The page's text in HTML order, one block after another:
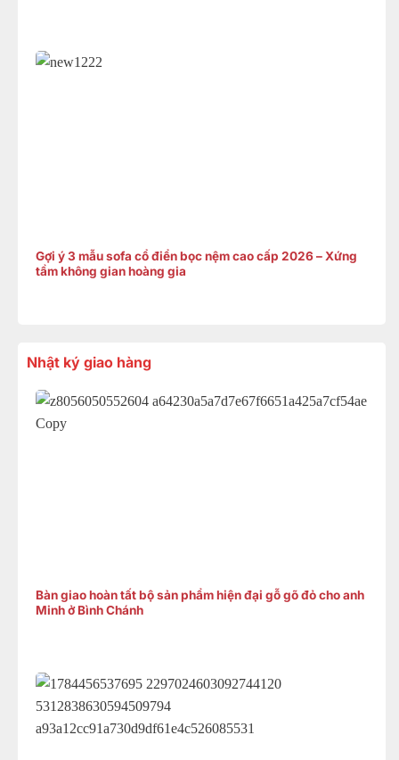
Gợi ý 3 mẫu sofa cổ điển bọc nệm cao cấp 2026 – Xứng
tầm không gian hoàng gia
Nhật ký giao hàng
Bàn giao hoàn tất bộ sản phẩm hiện đại gỗ gõ đỏ cho anh
Minh ở Bình Chánh